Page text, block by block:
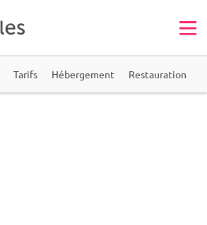
Tarifs Hébergement Restauration